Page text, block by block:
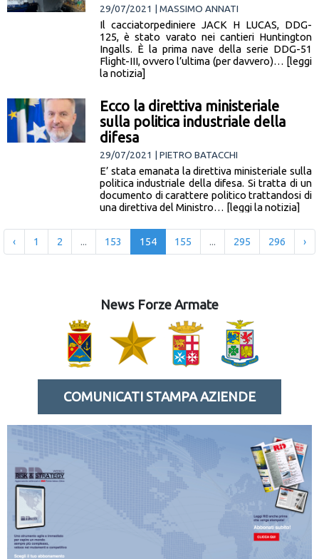
29/07/2021 | MASSIMO ANNATI
Il cacciatorpediniere JACK H LUCAS, DDG-
125, è stato varato nei cantieri Huntington
Ingalls. È la prima nave della serie DDG-51
Flight-III, ovvero l’ultima (per davvero)… [leggi
la notizia]
Ecco la direttiva ministeriale
sulla politica industriale della
difesa
29/07/2021 | PIETRO BATACCHI
E’ stata emanata la direttiva ministeriale sulla
politica industriale della difesa. Si tratta di un
documento di carattere politico trattandosi di
una direttiva del Ministro… [leggi la notizia]
‹ 1 2 ... 153 154 155 ... 295 296 ›
News Forze Armate
COMUNICATI STAMPA AZIENDE